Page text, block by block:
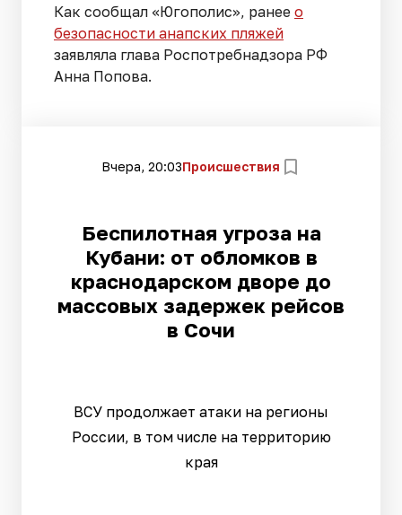
Как сообщал «Югополис», ранее о
безопасности анапских пляжей
заявляла глава Роспотребнадзора РФ
Анна Попова.
Вчера, 20:03Происшествия
Беспилотная угроза на
Кубани: от обломков в
краснодарском дворе до
массовых задержек рейсов
в Сочи
ВСУ продолжает атаки на регионы
России, в том числе на территорию
края